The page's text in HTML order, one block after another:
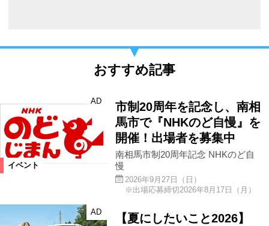
おすすめ記事
イベント
AD
市制20周年を記念し、南相
馬市で『NHKのど自慢』を
開催！出場者を募集中
南相馬市制20周年記念 NHKのど自
慢
2026年9月27日（日）
※出場応募締切2026年8月17日（月）
AD
【夏にしたいこと2026】